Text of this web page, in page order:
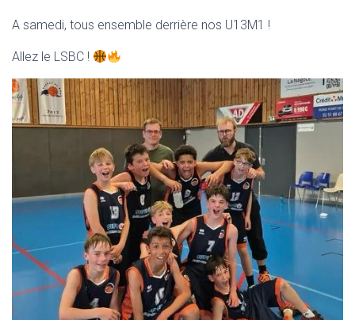
A samedi, tous ensemble derrière nos U13M1 !
Allez le LSBC !